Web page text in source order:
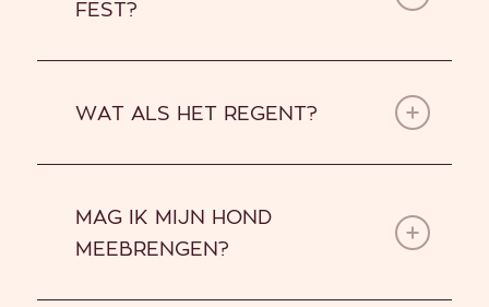
FEST?
WAT ALS HET REGENT?
MAG IK MIJN HOND
MEEBRENGEN?